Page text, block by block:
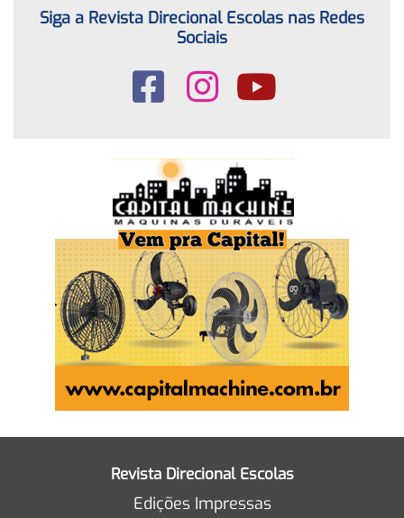
Siga a Revista Direcional Escolas nas Redes
Sociais
Revista Direcional Escolas
Edições Impressas